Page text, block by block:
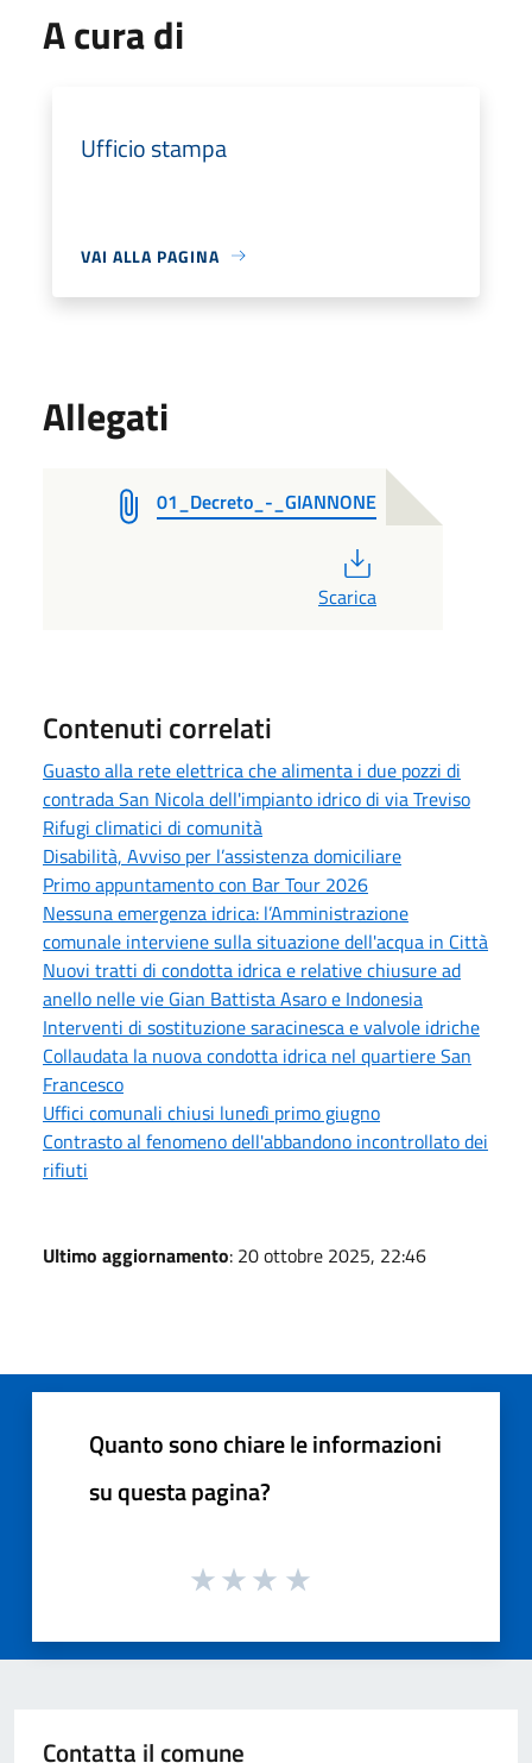
A cura di
Ufficio stampa
VAI ALLA PAGINA
Allegati
01_Decreto_-_GIANNONE
Scarica
Contenuti correlati
Guasto alla rete elettrica che alimenta i due pozzi di
contrada San Nicola dell'impianto idrico di via Treviso
Rifugi climatici di comunità
Disabilità, Avviso per l’assistenza domiciliare
Primo appuntamento con Bar Tour 2026
Nessuna emergenza idrica: l’Amministrazione
comunale interviene sulla situazione dell'acqua in Città
Nuovi tratti di condotta idrica e relative chiusure ad
anello nelle vie Gian Battista Asaro e Indonesia
Interventi di sostituzione saracinesca e valvole idriche
Collaudata la nuova condotta idrica nel quartiere San
Francesco
Uffici comunali chiusi lunedì primo giugno
Contrasto al fenomeno dell'abbandono incontrollato dei
rifiuti
Ultimo aggiornamento: 20 ottobre 2025, 22:46
Quanto sono chiare le informazioni
su questa pagina?
Contatta il comune